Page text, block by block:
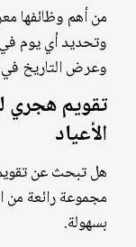
من أهم وظائفها
وتحديد أي يوم في
وعرض التاريخ في
الأعياد
مجموعة رائعة من
بسهولة.